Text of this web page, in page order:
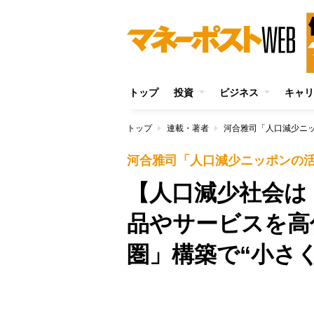
トップ 投資 ビジネス キャ
トップ 連載・著者 河合雅司「人口減少ニ
河合雅司「人口減少ニッポンの活
【人口減少社会
品やサービスを
圏」構築で“小さ